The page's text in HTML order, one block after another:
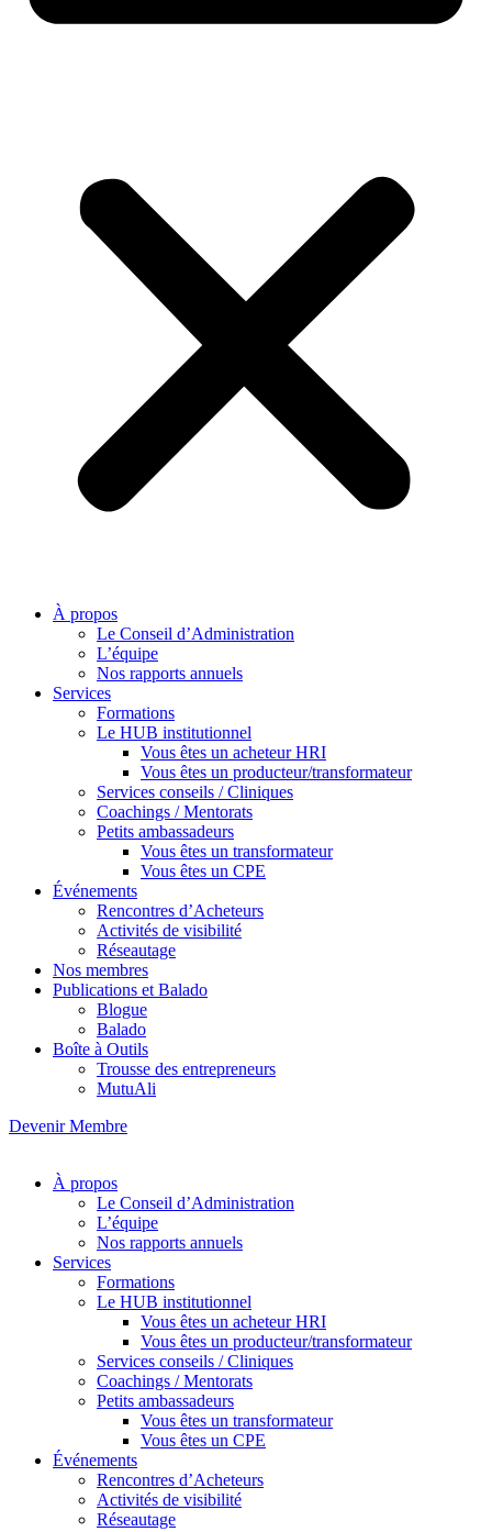
À propos
Le Conseil d’Administration
L’équipe
Nos rapports annuels
Services
Formations
Le HUB institutionnel
Vous êtes un acheteur HRI
Vous êtes un producteur/transformateur
Services conseils / Cliniques
Coachings / Mentorats
Petits ambassadeurs
Vous êtes un transformateur
Vous êtes un CPE
Événements
Rencontres d’Acheteurs
Activités de visibilité
Réseautage
Nos membres
Publications et Balado
Blogue
Balado
Boîte à Outils
Trousse des entrepreneurs
MutuAli
Devenir Membre
À propos
Le Conseil d’Administration
L’équipe
Nos rapports annuels
Services
Formations
Le HUB institutionnel
Vous êtes un acheteur HRI
Vous êtes un producteur/transformateur
Services conseils / Cliniques
Coachings / Mentorats
Petits ambassadeurs
Vous êtes un transformateur
Vous êtes un CPE
Événements
Rencontres d’Acheteurs
Activités de visibilité
Réseautage